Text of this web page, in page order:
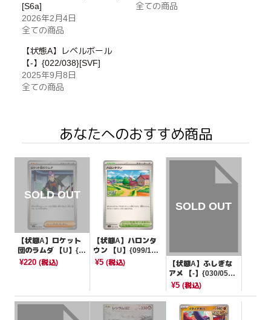
[S6a]
2026年2月4日
全ての商品
全ての商品
【状態A】レベルボール
【-】{022/038}[SVF]
2025年9月8日
全ての商品
あなたへのおすすめ商品
【状態A】ロケット
団のラムダ 【U】{0
94/098}[SV10]
¥220 (税込)
【状態A】ハロンタ
ウン 【U】{099/10
0}[SV9]
¥5(税込)
【状態A】ふしぎな
アメ 【-】{030/053}
[SVHM]
¥5 (税込)